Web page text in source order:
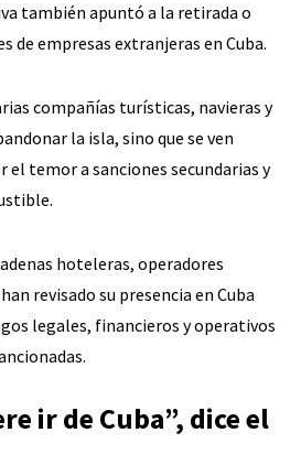
también apuntó a la retirada o
de empresas extranjeras en Cuba.
compañías turísticas, navieras y
la isla, sino que se ven
el temor a sanciones secundarias y
hoteleras, operadores
revisado su presencia en Cuba
legales, financieros y operativos
ir de Cuba”, dice el